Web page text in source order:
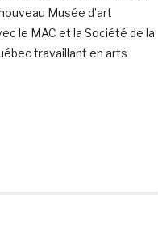
Musée d’art
le MAC et la Société de la
travaillant en arts